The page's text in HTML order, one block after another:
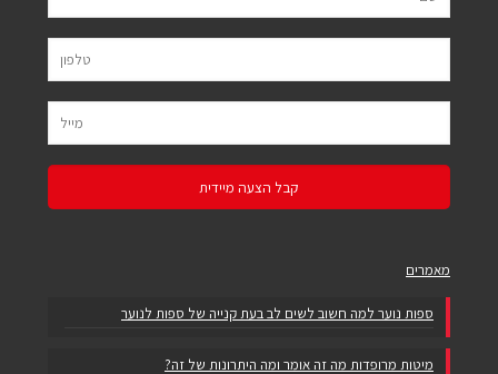
מאמרים
ספות נוער למה חשוב לשים לב בעת קנייה של ספות לנוער
מיטות מרופדות מה זה אומר ומה היתרונות של זה?